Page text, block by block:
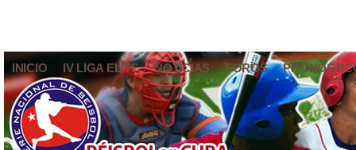
INICIO IV LIGA ELITE NOTICIAS FOROS